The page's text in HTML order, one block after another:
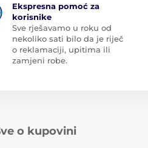
Ekspresna pomoć za
korisnike
Sve rješavamo u roku od
nekoliko sati bilo da je riječ
o reklamaciji, upitima ili
zamjeni robe.
o kupovini